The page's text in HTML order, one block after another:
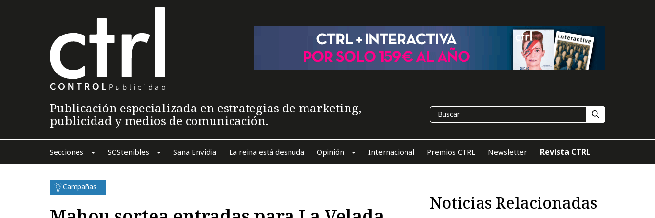
Publicación especializada en estrategias de marketing,
publicidad y medios de comunicación.
Secciones SOStenibles Sana Envidia La reina está desnuda Opinión Internacional Premios CTRL Newsletter Revista CTRL
Campañas
Noticias Relacionadas